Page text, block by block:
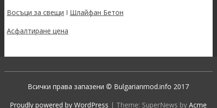
Восъци за свещи I Шлайфан Бетон
Асфалтиране цена
Всички права запазени © Bulgarianmod.info 2017
Proudly powered by WordPress | Theme: SuperNews byAcme